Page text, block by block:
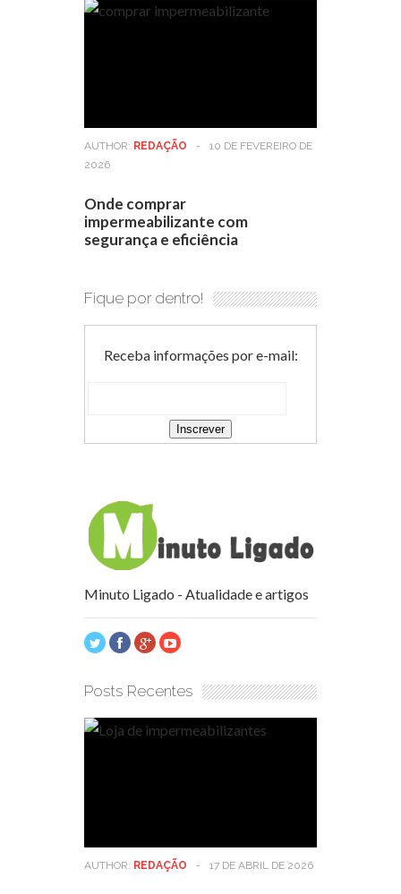
AUTHOR: REDAÇÃO -
10 DE FEVEREIRO DE
2026
Onde comprar
impermeabilizante com
segurança e eficiência
Fique por dentro!
Receba informações por e-mail:
Minuto Ligado - Atualidade e artigos
Posts Recentes
AUTHOR: REDAÇÃO - 17 DE ABRIL DE 2026